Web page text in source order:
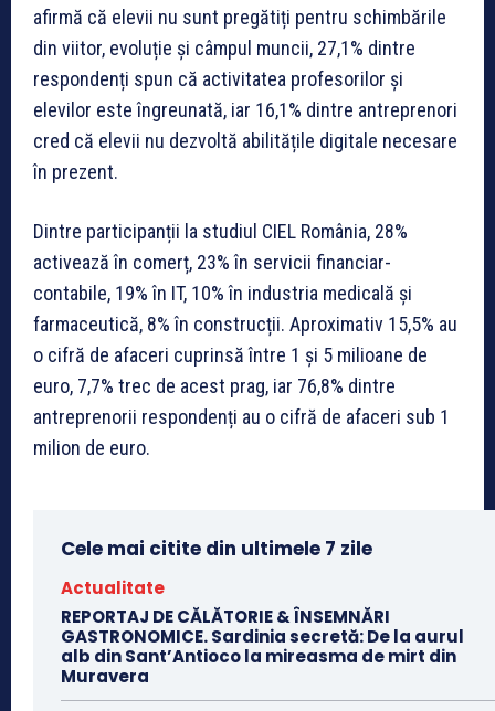
afirmă că elevii nu sunt pregătiți pentru schimbările
din viitor, evoluție și câmpul muncii, 27,1% dintre
respondenți spun că activitatea profesorilor și
elevilor este îngreunată, iar 16,1% dintre antreprenori
cred că elevii nu dezvoltă abilitățile digitale necesare
în prezent.
Dintre participanții la studiul CIEL România, 28%
activează în comerț, 23% în servicii financiar-
contabile, 19% în IT, 10% în industria medicală și
farmaceutică, 8% în construcții. Aproximativ 15,5% au
o cifră de afaceri cuprinsă între 1 și 5 milioane de
euro, 7,7% trec de acest prag, iar 76,8% dintre
antreprenorii respondenți au o cifră de afaceri sub 1
milion de euro.
Cele mai citite din ultimele 7 zile
Actualitate
REPORTAJ DE CĂLĂTORIE & ÎNSEMNĂRI
GASTRONOMICE. Sardinia secretă: De la aurul
alb din Sant’Antioco la mireasma de mirt din
Muravera